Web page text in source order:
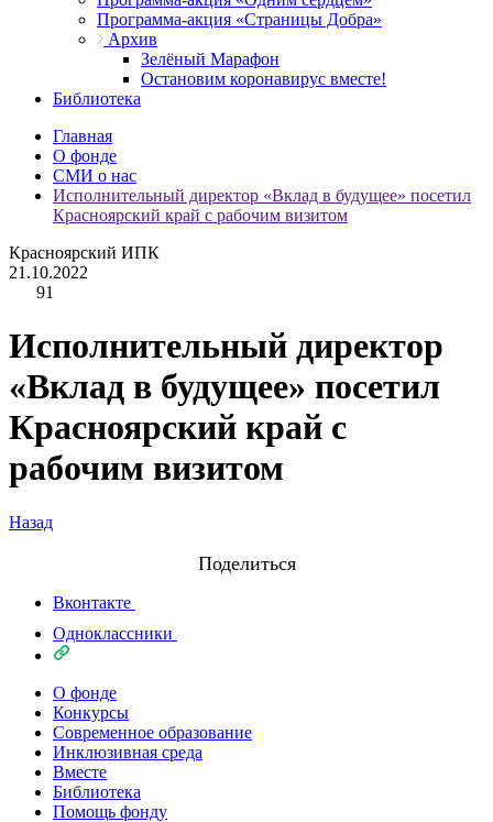
Программа-акция «Страницы Добра»
Архив
Зелёный Марафон
Остановим коронавирус вместе!
Библиотека
Главная
О фонде
СМИ о нас
Исполнительный директор «Вклад в будущее» посетил
Красноярский край с рабочим визитом
Красноярский ИПК
21.10.2022
91
Исполнительный директор
«Вклад в будущее» посетил
Красноярский край с
рабочим визитом
Назад
Поделиться
Вконтакте
Одноклассники
О фонде
Конкурсы
Современное образование
Инклюзивная среда
Вместе
Библиотека
Помощь фонду